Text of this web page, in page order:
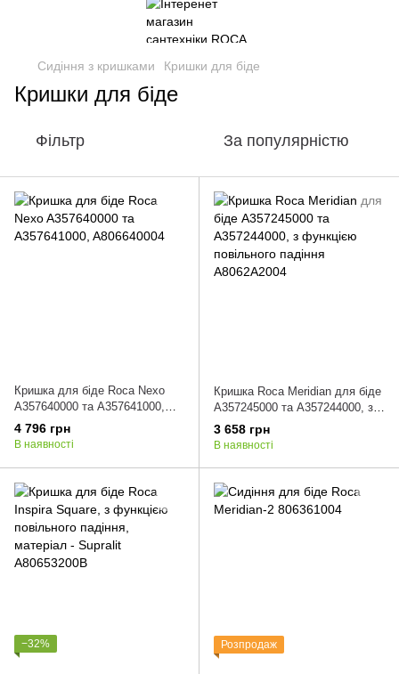
Сидіння з кришками Кришки для біде
Кришки для біде
Фільтр За популярністю
Кришка для біде Roca Nexo
A357640000 та A357641000,
A806640004
4 796 грн
В наявності
Кришка Roca Meridian для біде
A357245000 та A357244000, з
функцією повільного падіння
A8062A2004
3 658 грн
В наявності
−32% Розпродаж